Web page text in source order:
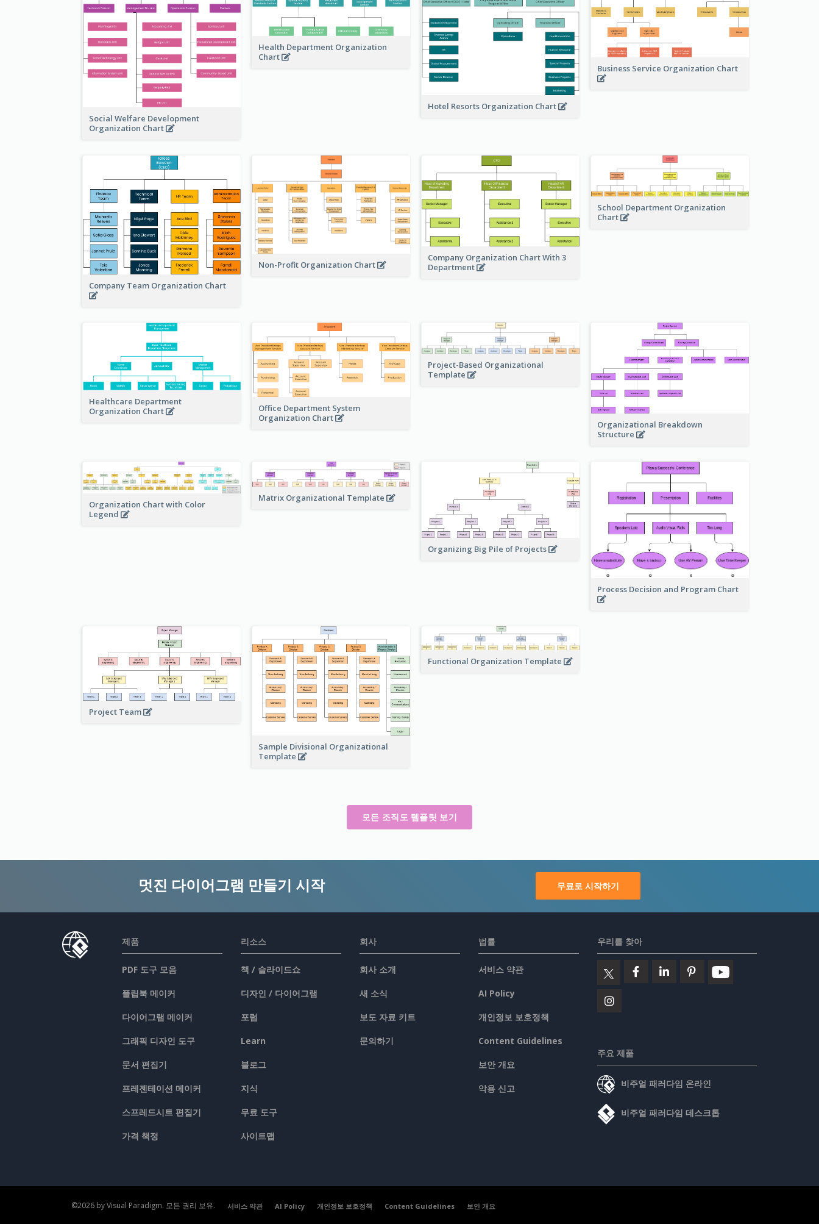
Social Welfare Development
Organization Chart
Health Department Organization
Chart
Hotel Resorts Organization Chart
Business Service Organization Chart
Company Team Organization Chart
Non-Profit Organization Chart
Company Organization Chart With 3
Department
School Department Organization
Chart
Healthcare Department
Organization Chart
Office Department System
Organization Chart
Project-Based Organizational
Template
Organizational Breakdown
Structure
Organization Chart with Color
Legend
Matrix Organizational Template
Organizing Big Pile of Projects
Process Decision and Program Chart
Project Team
Sample Divisional Organizational
Template
Functional Organization Template
모든 조직도 템플릿 보기
멋진 다이어그램 만들기 시작 무료로 시작하기
제품
PDF 도구 모음
플립북 메이커
다이어그램 메이커
그래픽 디자인 도구
문서 편집기
프레젠테이션 메이커
스프레드시트 편집기
가격 책정
리소스
책 / 슬라이드쇼
디자인 / 다이어그램
포럼
Learn
블로그
지식
무료 도구
사이트맵
회사
회사 소개
새 소식
보도 자료 키트
문의하기
법률
서비스 약관
AI Policy
개인정보 보호정책
Content Guidelines
보안 개요
악용 신고
우리를 찾아
주요 제품
비주얼 패러다임 온라인
비주얼 패러다임 데스크톱
©2026 by Visual Paradigm. 모든 권리 보유. 서비스 약관 AI Policy 개인정보 보호정책 Content Guidelines 보안 개요